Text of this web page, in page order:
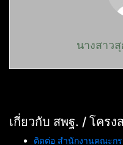
นางสาว
เกี่ยวกับ สพฐ. / โครง
ติดต่อ สำนักงานคณะก